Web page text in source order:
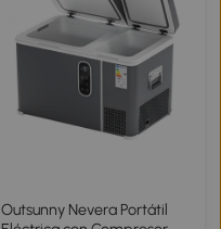
Outsunny Nevera Portátil